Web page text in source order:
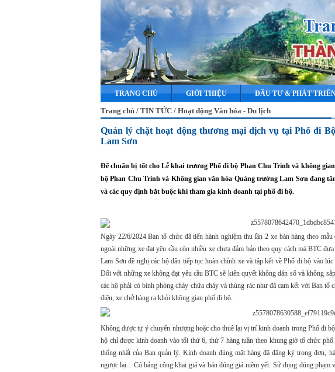
TRANG CHỦ GIỚI THIỆU ĐẦU TƯ & PHÁT
Trang chủ / TIN TỨC / Hoạt động Văn hóa - Du lịch
Quản lý chặt hoạt động thương mại dịch vụ tại Phố đi
Lam Sơn
Để chuẩn bị tốt cho Lễ khai trương Phố đi bộ Phan Chu Trinh và không
bộ Phan Chu Trinh và Không gian văn hóa Quảng trường Lam Sơn đang
và các quy định bắt buộc khi tham gia kinh doanh tại phố đi bộ.
Ngày 22/6/2024 Ban tổ chức đã tiến hành nghiệm thu lần 2 xe bán hàng theo
ngoài những xe đạt yêu cầu còn nhiều xe chưa đảm bảo theo quy cách mà BTC
Lam Sơn đề nghị các hộ dân tiếp tục hoàn chỉnh xe và tập kết về Phố đi bộ vào
Đối với những xe không đạt yêu cầu BTC sẽ kiên quyết không dán số và không
các hộ phải có bình phòng cháy chữa cháy và thùng rác như đã cam kết với Ban
điện, xe chở hàng ra khỏi không gian phố đi bộ.
Không được tự ý chuyển nhượng hoặc cho thuê lại vị trí kinh doanh trong Phố đi
hộ chỉ được kinh doanh vào tối thứ 6, thứ 7 hàng tuần theo khung giờ tổ chức
thống nhất của Ban quản lý. Kinh doanh đúng mặt hàng đã đăng ký trong đơn,
ngược lại... Có bảng công khai giá và bán đúng giá niêm yết. Sử dụng đúng